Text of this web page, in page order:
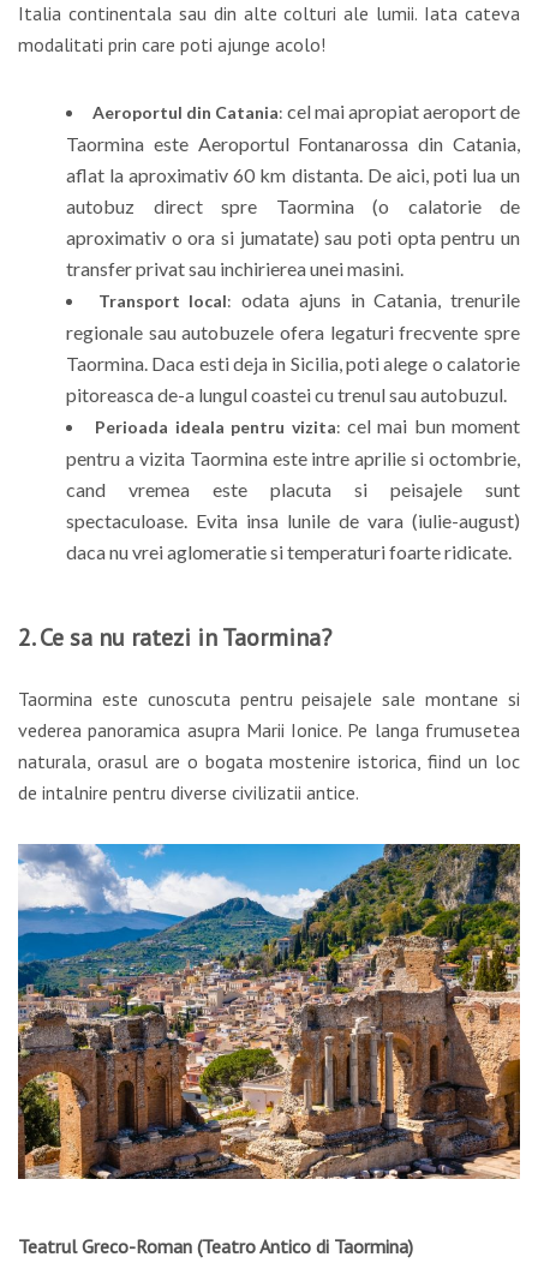
Italia continentala sau din alte colturi ale lumii. Iata cateva
modalitati prin care poti ajunge acolo!
Aeroportul din Catania: cel mai apropiat aeroport de
Taormina este Aeroportul Fontanarossa din Catania,
aflat la aproximativ 60 km distanta. De aici, poti lua un
autobuz direct spre Taormina (o calatorie de
aproximativ o ora si jumatate) sau poti opta pentru un
transfer privat sau inchirierea unei masini.
Transport local: odata ajuns in Catania, trenurile
regionale sau autobuzele ofera legaturi frecvente spre
Taormina. Daca esti deja in Sicilia, poti alege o calatorie
pitoreasca de-a lungul coastei cu trenul sau autobuzul.
Perioada ideala pentru vizita: cel mai bun moment
pentru a vizita Taormina este intre aprilie si octombrie,
cand vremea este placuta si peisajele sunt
spectaculoase. Evita insa lunile de vara (iulie-august)
daca nu vrei aglomeratie si temperaturi foarte ridicate.
2. Ce sa nu ratezi in Taormina?
Taormina este cunoscuta pentru peisajele sale montane si
vederea panoramica asupra Marii Ionice. Pe langa frumusetea
naturala, orasul are o bogata mostenire istorica, fiind un loc
de intalnire pentru diverse civilizatii antice.
Teatrul Greco-Roman (Teatro Antico di Taormina)